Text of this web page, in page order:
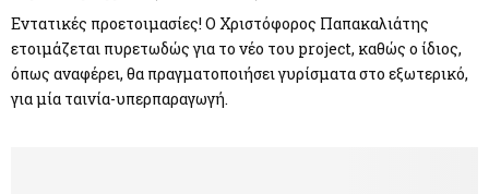
Εντατικές προετοιμασίες! Ο Χριστόφορος Παπακαλιάτης
ετοιμάζεται πυρετωδώς για το νέο του project, καθώς ο ίδιος,
όπως αναφέρει, θα πραγματοποιήσει γυρίσματα στο εξωτερικό,
για μία ταινία-υπερπαραγωγή.